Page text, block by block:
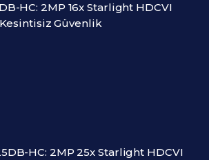
HC: 2MP 16x Starlight HDCVI
Güvenlik
HC: 2MP 25x Starlight HDCVI